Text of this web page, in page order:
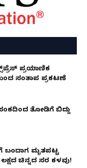
ಪ್ರಯಾಣಿಕ
ಸಂತಾಪ ಪ್ರಕಟಣೆ
ತೋಡಿಗೆ ಬಿದ್ದು
ಬಂದಾಗ ಮೃತಪಟ್ಟ
ಚಿನ್ನದ ಸರ ಕಳವು!